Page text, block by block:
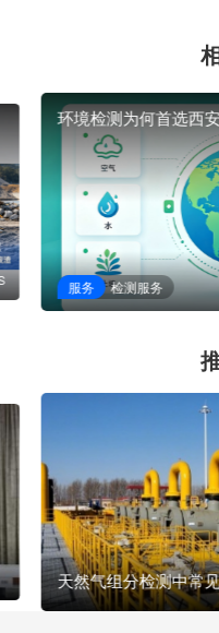
环境检测为何首选西
服务 检测服务
天然气组分检测中常